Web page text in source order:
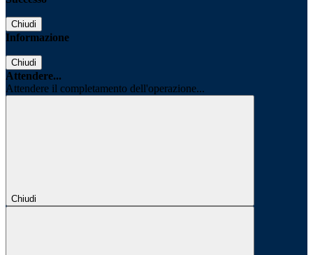
Chiudi
Informazione
Chiudi
Attendere...
Attendere il completamento dell'operazione...
Chiudi